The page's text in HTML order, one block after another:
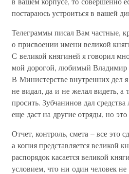
постараюсь устроиться в вашей
Телеграммы писал Вам частные,
о присвоении имени великой
С великой княгиней я говорил
мой дорогой, любимый Владимир
В Министерстве внутренних дел
не видал, да и не желал видеть, а
просить. Зубчанинов дал
еще даст на другие отряды, но это
Отчет, контроль, смета – все это
а копия представляется великой
распорядок касается великой
условием, что ни один человек